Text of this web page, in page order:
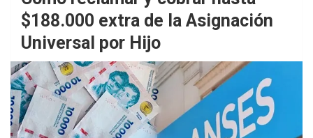
$188.000 extra de la Asignación
Universal por Hijo